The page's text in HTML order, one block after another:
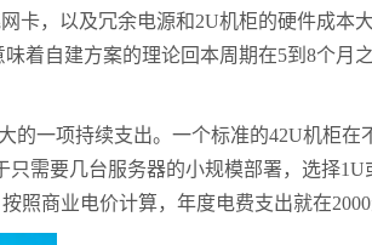
卡，以及冗余电源和2U机柜的硬件成本
味着自建方案的理论回本周期在5到 8个月
的一项持续支出。一个标准的42U机柜在
只需要几台服务器的小规模部署，选择1U
照商业电价计算，年度电费支出就在2000